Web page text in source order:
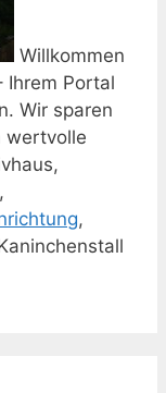
Willkommen
Portal
Wir sparen
wertvolle
,
,